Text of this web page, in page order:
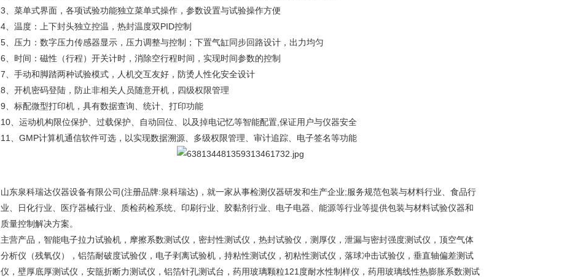
3、菜单式界面，各项试验功能独立菜单式操作，参数设置与试验操作方便
4、温度：上下封头独立控温，热封温度双PID控制
5、压力：数字压力传感器显示，压力调整与控制；下置气缸同步回路设计，出力均匀
6、时间：磁性（行程）开关计时，消除空行程时间，实现时间参数的控制
7、手动和脚踏两种试验模式，人机交互友好，防烫人性化安全设计
8、开机密码登陆，防止非相关人员随意开机，四级权限管理
9、标配微型打印机，具有数据查询、统计、打印功能
10、运动机构限位保护、过载保护、自动回位、以及掉电记忆等智能配置,保证用户与仪器安全
11、GMP计算机通信软件可选，以实现数据溯源、多级权限管理、审计追踪、电子签名等功能
山东泉科瑞达仪器设备有限公司(注册品牌:泉科瑞达)，就一家从事检测仪器研发和生产企业;服务规范包装与材料行业、食品行
业、日化行业、医疗器械行业、质检药检系统、印刷行业、胶黏剂行业、电子电器、能源等行业等提供包装与材料试验仪器和
质量控制解决方案。
主营产品，智能电子拉力试验机，摩擦系数测试仪，密封性测试仪，热封试验仪，测厚仪，泄漏与密封强度测试仪，顶空气体
分析仪（残氧仪），铝箔耐破度试验仪，电子剥离试验机，持粘性测试仪，初粘性测试仪，落球冲击试验仪，垂直轴偏差测试
仪，壁厚底厚测试仪，安瓿折断力测试仪，铝箔针孔测试台，药用玻璃颗粒121度耐水性制样仪，药用玻璃线性热膨胀系数测试